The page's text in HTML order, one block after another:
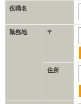
役職名
勤務地 〒
住所